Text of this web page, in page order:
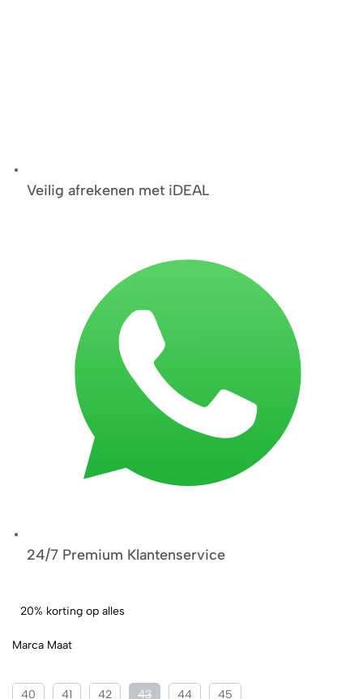
Veilig afrekenen met iDEAL
24/7 Premium Klantenservice
20% korting op alles
Marca Maat
40 41 42 43 44 45